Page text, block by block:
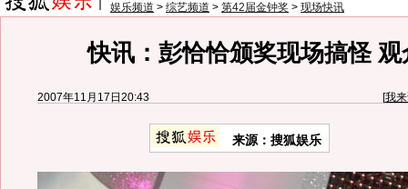
娱乐频道 > 综艺频道 > 第42届金钟奖 > 现场快讯
快讯：彭恰恰颁奖现场搞怪 观
2007年11月17日20:43 [我
来源：搜狐娱乐